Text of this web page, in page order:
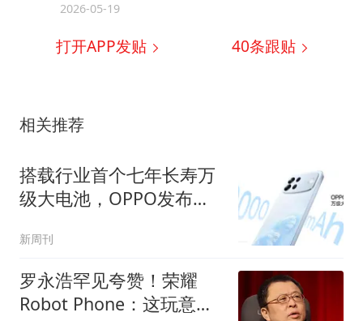
2026-05-19
打开APP发贴 40条跟贴
相关推荐
搭载行业首个七年长寿万
级大电池，OPPO发布新
新周刊
罗永浩罕见夸赞！荣耀
Robot Phone：这玩意儿